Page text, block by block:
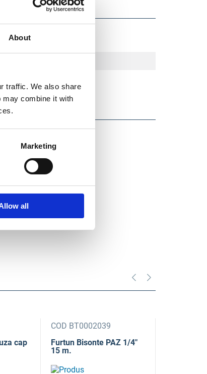
About
traffic. We also share
may combine it with
Marketing
all
cap
COD BT0002039
Furtun Bisonte PAZ 1/4"
15 m.